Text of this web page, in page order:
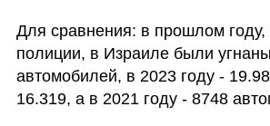
Для сравнения: в прошлом
полиции, в Израиле были
автомобилей, в 2023 году -
16.319, а в 2021 году - 8748